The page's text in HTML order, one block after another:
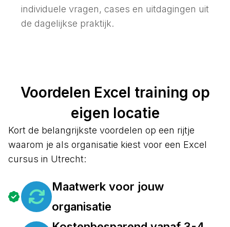
individuele vragen, cases en uitdagingen uit
de dagelijkse praktijk.
Voordelen Excel training op
eigen locatie
Kort de belangrijkste voordelen op een rijtje
waarom je als organisatie kiest voor een Excel
cursus in Utrecht:
Maatwerk voor jouw
organisatie